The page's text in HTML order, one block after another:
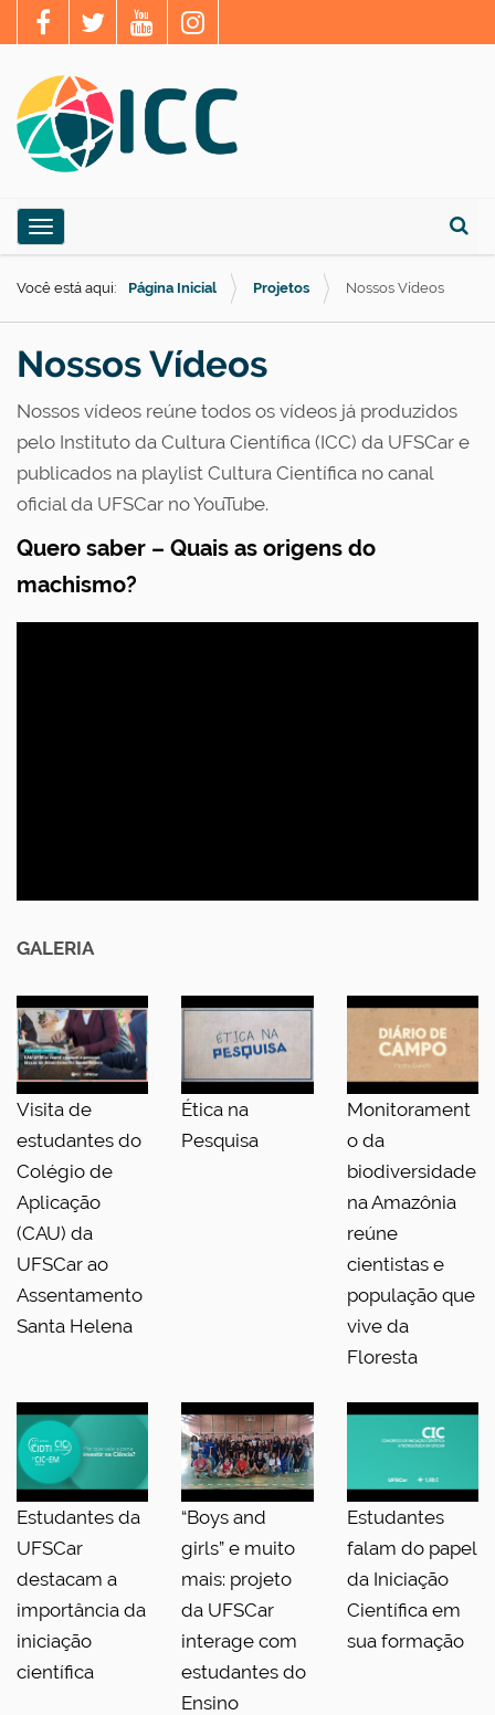
Busca
Toggle navigation
Você está aqui: Página Inicial Projetos Nossos Vídeos
Nossos Vídeos
Nossos vídeos reúne todos os vídeos já produzidos
pelo Instituto da Cultura Científica (ICC) da UFSCar e
publicados na playlist Cultura Científica no canal
oficial da UFSCar no YouTube.
Quero saber – Quais as origens do
machismo?
GALERIA
Visita de
estudantes do
Colégio de
Aplicação
(CAU) da
UFSCar ao
Assentamento
Santa Helena
Ética na
Pesquisa
Monitorament
o da
biodiversidade
na Amazônia
reúne
cientistas e
população que
vive da
Floresta
Estudantes da
UFSCar
destacam a
importância da
iniciação
científica
“Boys and
girls” e muito
mais: projeto
da UFSCar
interage com
estudantes do
Ensino
Estudantes
falam do papel
da Iniciação
Científica em
sua formação